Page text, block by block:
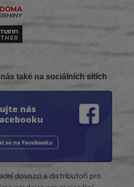
také na sociálních sítích
dovozci a distributoři pro